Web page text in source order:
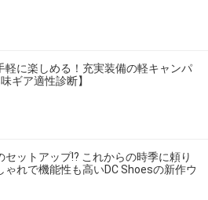
軽に楽しめる！充実装備の軽キャンパ
ギア適性診断】
セットアップ!? これからの時季に頼り
ゃれで機能性も高いDC Shoesの新作ウ